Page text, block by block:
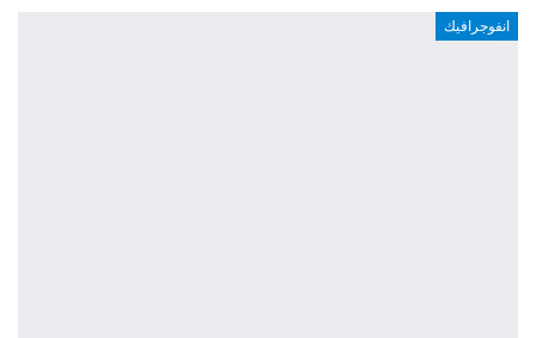
انفوجرافيك